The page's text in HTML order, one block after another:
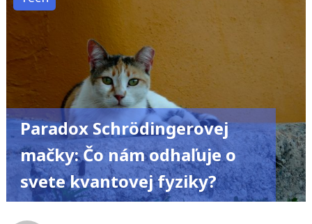
na
ochranu
súkromia
Paradox Schrödingerovej
mačky: Čo nám odhaľuje o
svete kvantovej fyziky?